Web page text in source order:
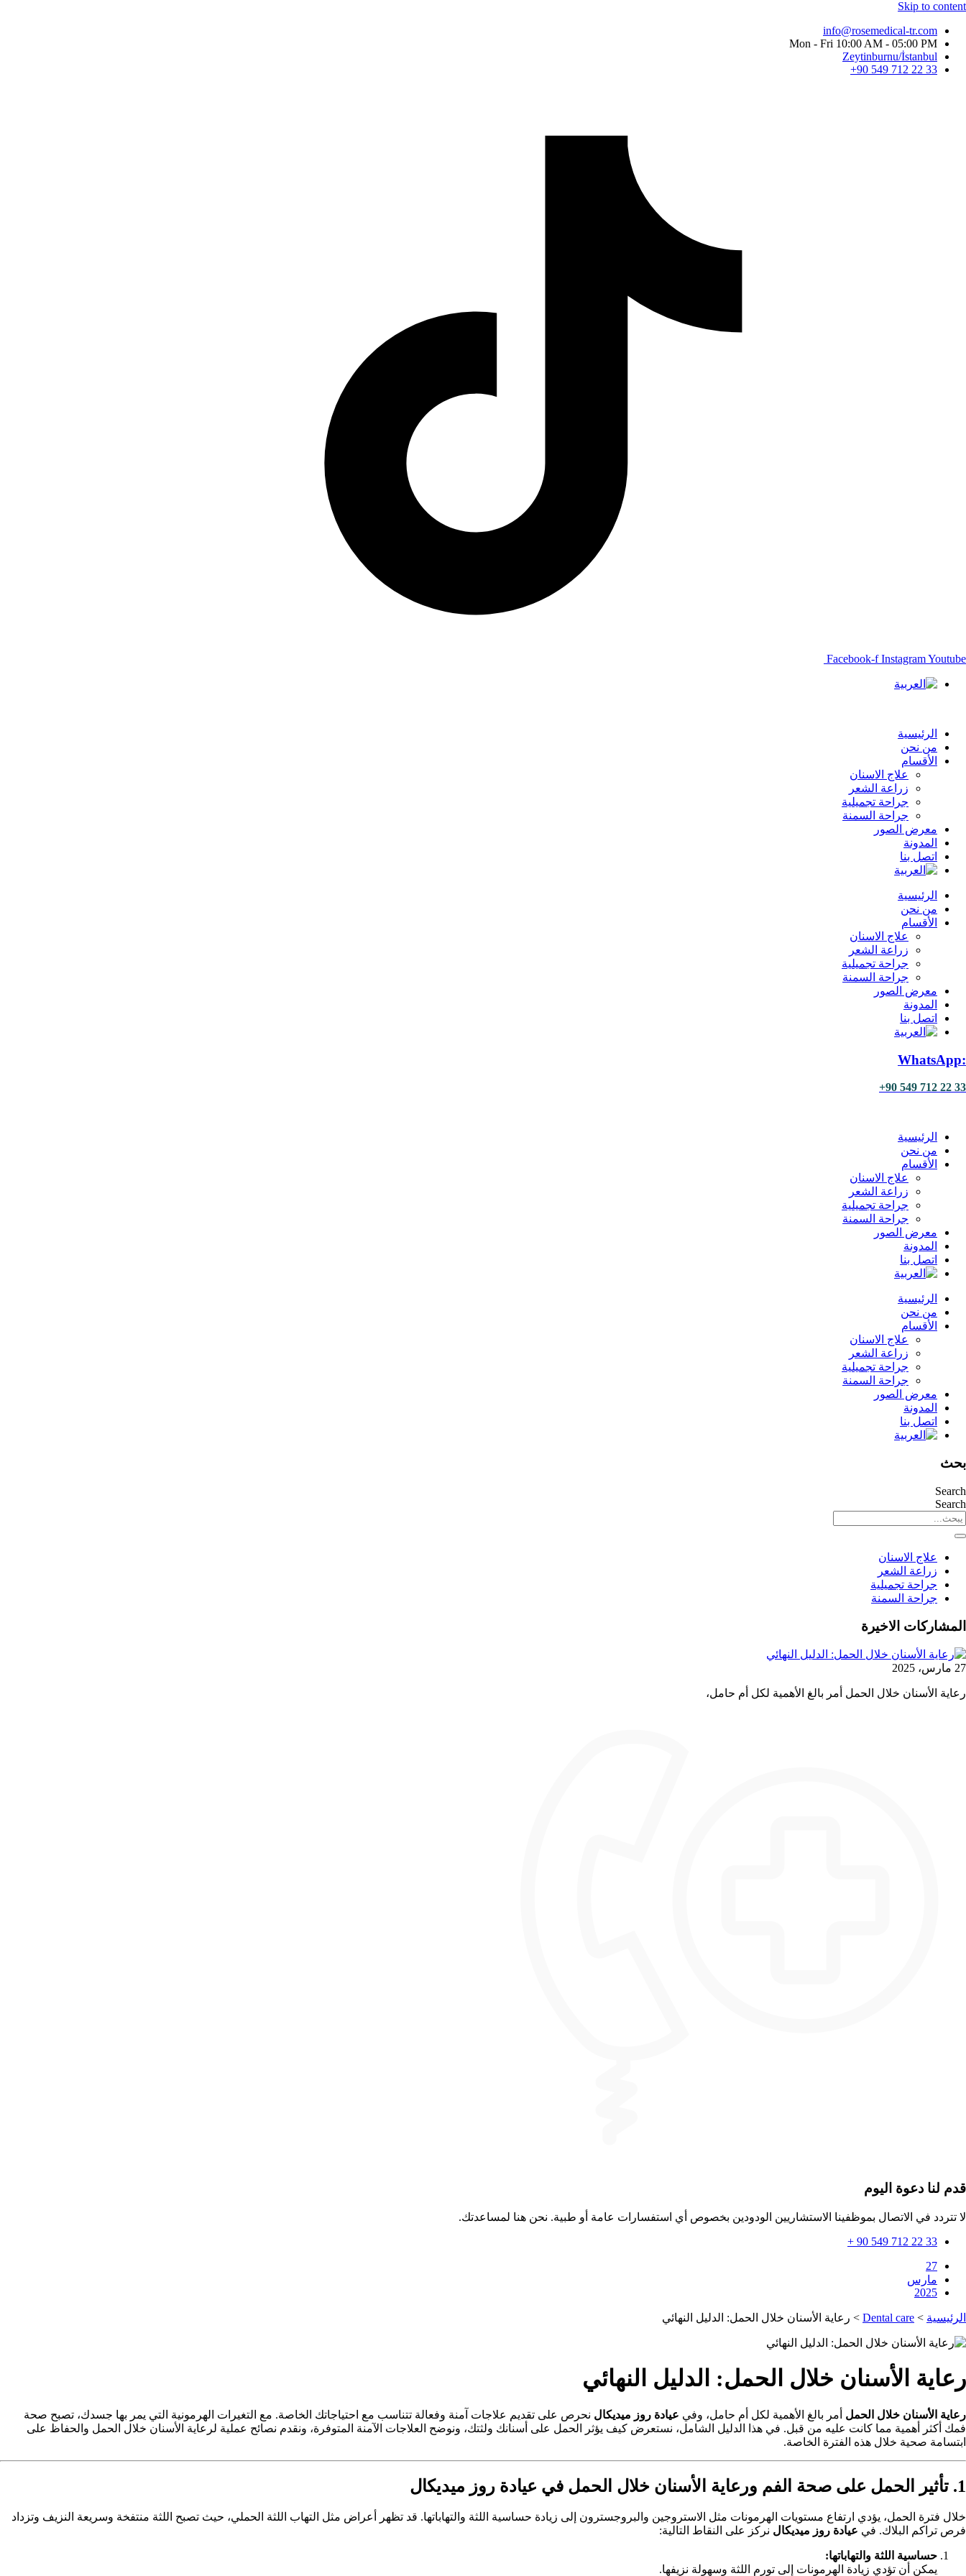
Skip to content
info@rosemedical-tr.com
Mon - Fri 10:00 AM - 05:00 PM
Zeytinburnu/İstanbul
33 22 712 549 90+
Facebook-f InstagramYoutube
الرئيسية
من نحن
الأقسام
علاج الاسنان
زراعة الشعر
جراحة تجميلية
جراحة السمنة
معرض الصور
المدونة
اتصل بنا
الرئيسية
من نحن
الأقسام
علاج الاسنان
زراعة الشعر
جراحة تجميلية
جراحة السمنة
معرض الصور
المدونة
اتصل بنا
:WhatsApp
33 22 712 549 90+
الرئيسية
من نحن
الأقسام
علاج الاسنان
زراعة الشعر
جراحة تجميلية
جراحة السمنة
معرض الصور
المدونة
اتصل بنا
الرئيسية
من نحن
الأقسام
علاج الاسنان
زراعة الشعر
جراحة تجميلية
جراحة السمنة
معرض الصور
المدونة
اتصل بنا
بحث
Search
Search
علاج الاسنان
زراعة الشعر
جراحة تجميلية
جراحة السمنة
المشاركات الاخيرة
27 مارس، 2025
رعاية الأسنان خلال الحمل أمر بالغ الأهمية لكل أم حامل،
قدم لنا دعوة اليوم
لا تتردد في الاتصال بموظفينا الاستشاريين الودودين بخصوص أي استفسارات عامة أو طبية. نحن هنا لمساعدتك.
33 22 712 549 90 +
27
مارس
2025
الرئيسية >
Dental care
> رعاية الأسنان خلال الحمل: الدليل النهائي
رعاية الأسنان خلال الحمل: الدليل النهائي
رعاية الأسنان خلال الحمل أمر بالغ الأهمية لكل أم حامل، وفي عيادة روز ميديكال نحرص على تقديم علاجات آمنة وفعالة تتناسب مع احتياجاتك الخاصة. مع التغيرات الهرمونية التي يمر بها جسدك، تصبح صحة
فمك أكثر أهمية مما كانت عليه من قبل. في هذا الدليل الشامل، نستعرض كيف يؤثر الحمل على أسنانك ولثتك، ونوضح العلاجات الآمنة المتوفرة، ونقدم نصائح عملية لرعاية الأسنان خلال الحمل والحفاظ على
ابتسامة صحية خلال هذه الفترة الخاصة.
1. تأثير الحمل على صحة الفم ورعاية الأسنان خلال الحمل في عيادة روز ميديكال
خلال فترة الحمل، يؤدي ارتفاع مستويات الهرمونات مثل الاستروجين والبروجسترون إلى زيادة حساسية اللثة والتهاباتها. قد تظهر أعراض مثل التهاب اللثة الحملي، حيث تصبح اللثة منتفخة وسريعة النزيف وتزداد
فرص تراكم البلاك. في عيادة روز ميديكال نركز على النقاط التالية:
حساسية اللثة والتهاباتها:
يمكن أن تؤدي زيادة الهرمونات إلى تورم اللثة وسهولة نزيفها.